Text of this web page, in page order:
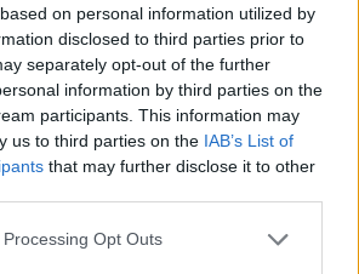
on personal information utilized by
disclosed to third parties prior to
separately opt-out of the further
information by third parties on the
participants. This information may
us to third parties on the IAB’s List of
that may further disclose it to other
Opt Outs